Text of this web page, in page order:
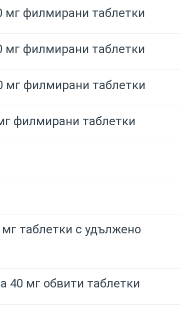
филмирани таблетки
филмирани таблетки
филмирани таблетки
филмирани таблетки
таблетки с удължено
40 мг обвити таблетки